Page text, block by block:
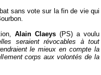
sans vote sur la fin de vie qui
Alain Claeys (PS) a voulu
seraient révocables à tout
le mieux en compte la
corps aux volontés de la